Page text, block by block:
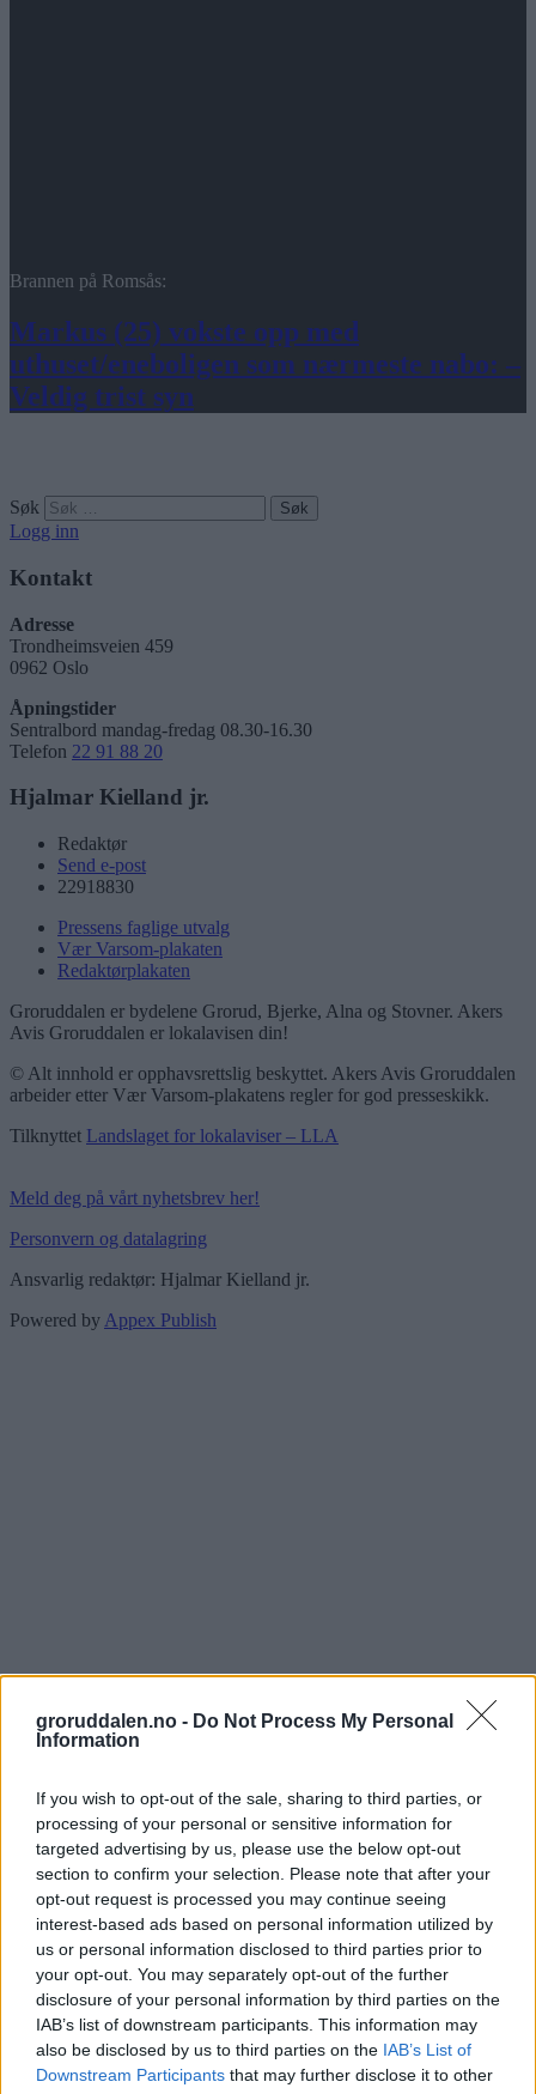
groruddalen.no - Do Not Process My Personal
Information
If you wish to opt-out of the sale, sharing to third parties, or
processing of your personal or sensitive information for
targeted advertising by us, please use the below opt-out
section to confirm your selection. Please note that after your
opt-out request is processed you may continue seeing
interest-based ads based on personal information utilized by
us or personal information disclosed to third parties prior to
your opt-out. You may separately opt-out of the further
disclosure of your personal information by third parties on the
IAB’s list of downstream participants. This information may
also be disclosed by us to third parties on the IAB’s List of
Downstream Participants that may further disclose it to other
Brannen på Romsås:
Markus (25) vokste opp med
uthuset/eneboligen som nærmeste nabo: –
Veldig trist syn
Søk
Logg inn
Kontakt
Adresse
Trondheimsveien 459
0962 Oslo
Åpningstider
Sentralbord mandag-fredag 08.30-16.30
Telefon 22 91 88 20
Hjalmar Kielland jr.
Redaktør
Send e-post
22918830
Pressens faglige utvalg
Vær Varsom-plakaten
Redaktørplakaten
Groruddalen er bydelene Grorud, Bjerke, Alna og Stovner. Akers
Avis Groruddalen er lokalavisen din!
© Alt innhold er opphavsrettslig beskyttet. Akers Avis Groruddalen
arbeider etter Vær Varsom-plakatens regler for god presseskikk.
Tilknyttet Landslaget for lokalaviser – LLA
Meld deg på vårt nyhetsbrev her!
Personvern og datalagring
Ansvarlig redaktør: Hjalmar Kielland jr.
Powered by Appex Publish